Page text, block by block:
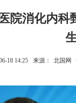
院消化内
18 14:25 来源： 北国网